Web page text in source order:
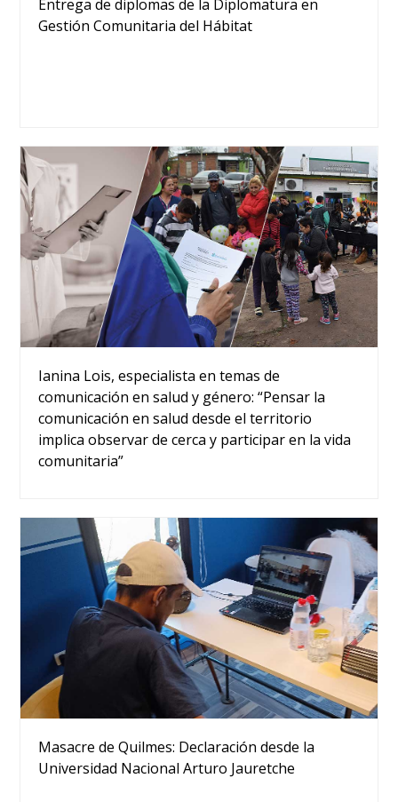
Entrega de diplomas de la Diplomatura en
Gestión Comunitaria del Hábitat
Ianina Lois, especialista en temas de
comunicación en salud y género: “Pensar la
comunicación en salud desde el territorio
implica observar de cerca y participar en la vida
comunitaria”
Masacre de Quilmes: Declaración desde la
Universidad Nacional Arturo Jauretche